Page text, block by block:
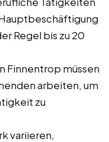
Regel bis zu 20
Finnentrop müssen
arbeiten, um
zu
variieren,